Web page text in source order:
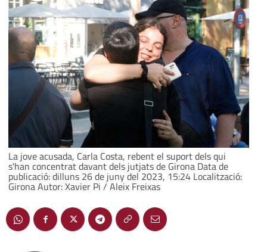
La jove acusada, Carla Costa, rebent el suport dels qui
s'han concentrat davant dels jutjats de Girona Data de
publicació: dilluns 26 de juny del 2023, 15:24 Localització:
Girona Autor: Xavier Pi / Aleix Freixas